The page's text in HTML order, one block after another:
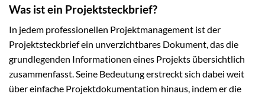
Was ist ein Projektsteckbrief?
In jedem professionellen Projektmanagement ist der
Projektsteckbrief ein unverzichtbares Dokument, das die
grundlegenden Informationen eines Projekts übersichtlich
zusammenfasst. Seine Bedeutung erstreckt sich dabei weit
über einfache Projektdokumentation hinaus, indem er die